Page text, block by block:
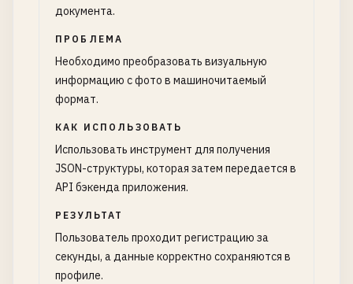
документа.
ПРОБЛЕМА
Необходимо преобразовать визуальную
информацию с фото в машиночитаемый
формат.
КАК ИСПОЛЬЗОВАТЬ
Использовать инструмент для получения
JSON-структуры, которая затем передается в
API бэкенда приложения.
РЕЗУЛЬТАТ
Пользователь проходит регистрацию за
секунды, а данные корректно сохраняются в
профиле.